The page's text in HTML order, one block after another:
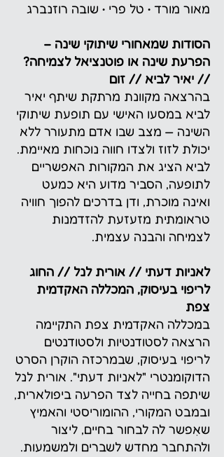
מאור מורד • טל פרי • שובה רוזנברג
הסודות שמאחורי שיתוקי שינה –
הפרעת שינה או פוטנציאל לצמיחה?
// יאיר לביא // זום
בהרצאה מקוונת מרתקת שיתף יאיר
לביא במסעו האישי עם תופעת שיתוקי
השינה — מצב שבו אדם מתעורר ללא
יכולת לזוז ולצדו חווה נוכחות מאיימת.
לביא הציג את המקורות האפשריים
לתופעה, הסביר מדוע היא כמעט
ואינה מוכרת, ודן בדרכים להפוך חוויה
טראומתית מזעזעת להזדמנות
לצמיחה והבנה עצמית.
לאניות דעתי // אורית לנל // החוג
לריפוי בעיסוק, המכללה האקדמית
צפת
במכללה האקדמית צפת התקיימה
הרצאה לסטודנטיות ולסטודנטים
לריפוי בעיסוק, שבמרכזה הוקרן הסרט
הדוקומנטרי "לאניות דעתי". אורית לנל
שיתפה בחייה לצד הפרעה ביפולארית,
ובמבט המקורי, ההומוריסטי והאמיץ
שאִפשר לה לבחור בחיים, ליצור
ולהתחבר מחדש לשברים ולמשמעות.